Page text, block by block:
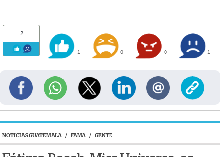
2
1 0 0 1
NOTICIAS GUATEMALA / FAMA / GENTE